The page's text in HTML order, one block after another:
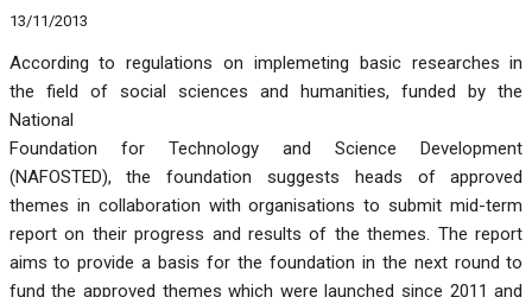
13/11/2013
According to regulations on implemeting basic researches in
the field of social sciences and humanities, funded by the
National
Foundation for Technology and Science Development
(NAFOSTED), the foundation suggests heads of approved
themes in collaboration with organisations to submit mid-term
report on their progress and results of the themes. The report
aims to provide a basis for the foundation in the next round to
fund the approved themes which were launched since 2011 and